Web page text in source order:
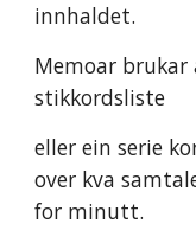
innhaldet.
Memoar brukar
stikkordsliste
eller ein serie
over kva
for minutt.